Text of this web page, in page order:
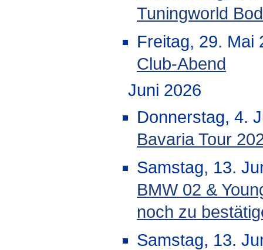
Tuningworld
Freitag, 29. Mai
Club-Abend
Juni 2026
Donnerstag, 4.
Bavaria Tour
Samstag, 13.
BMW 02 &
noch zu
Samstag, 13.